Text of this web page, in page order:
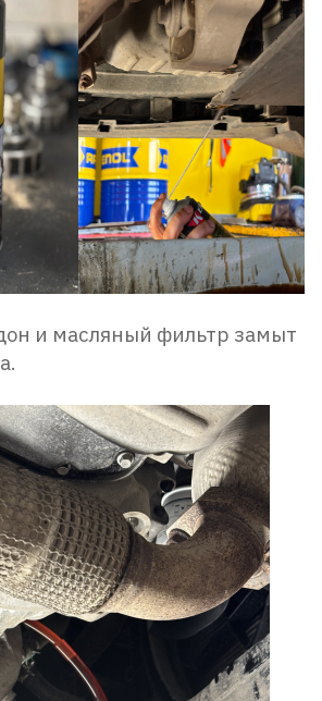
и масляный фильтр замыт